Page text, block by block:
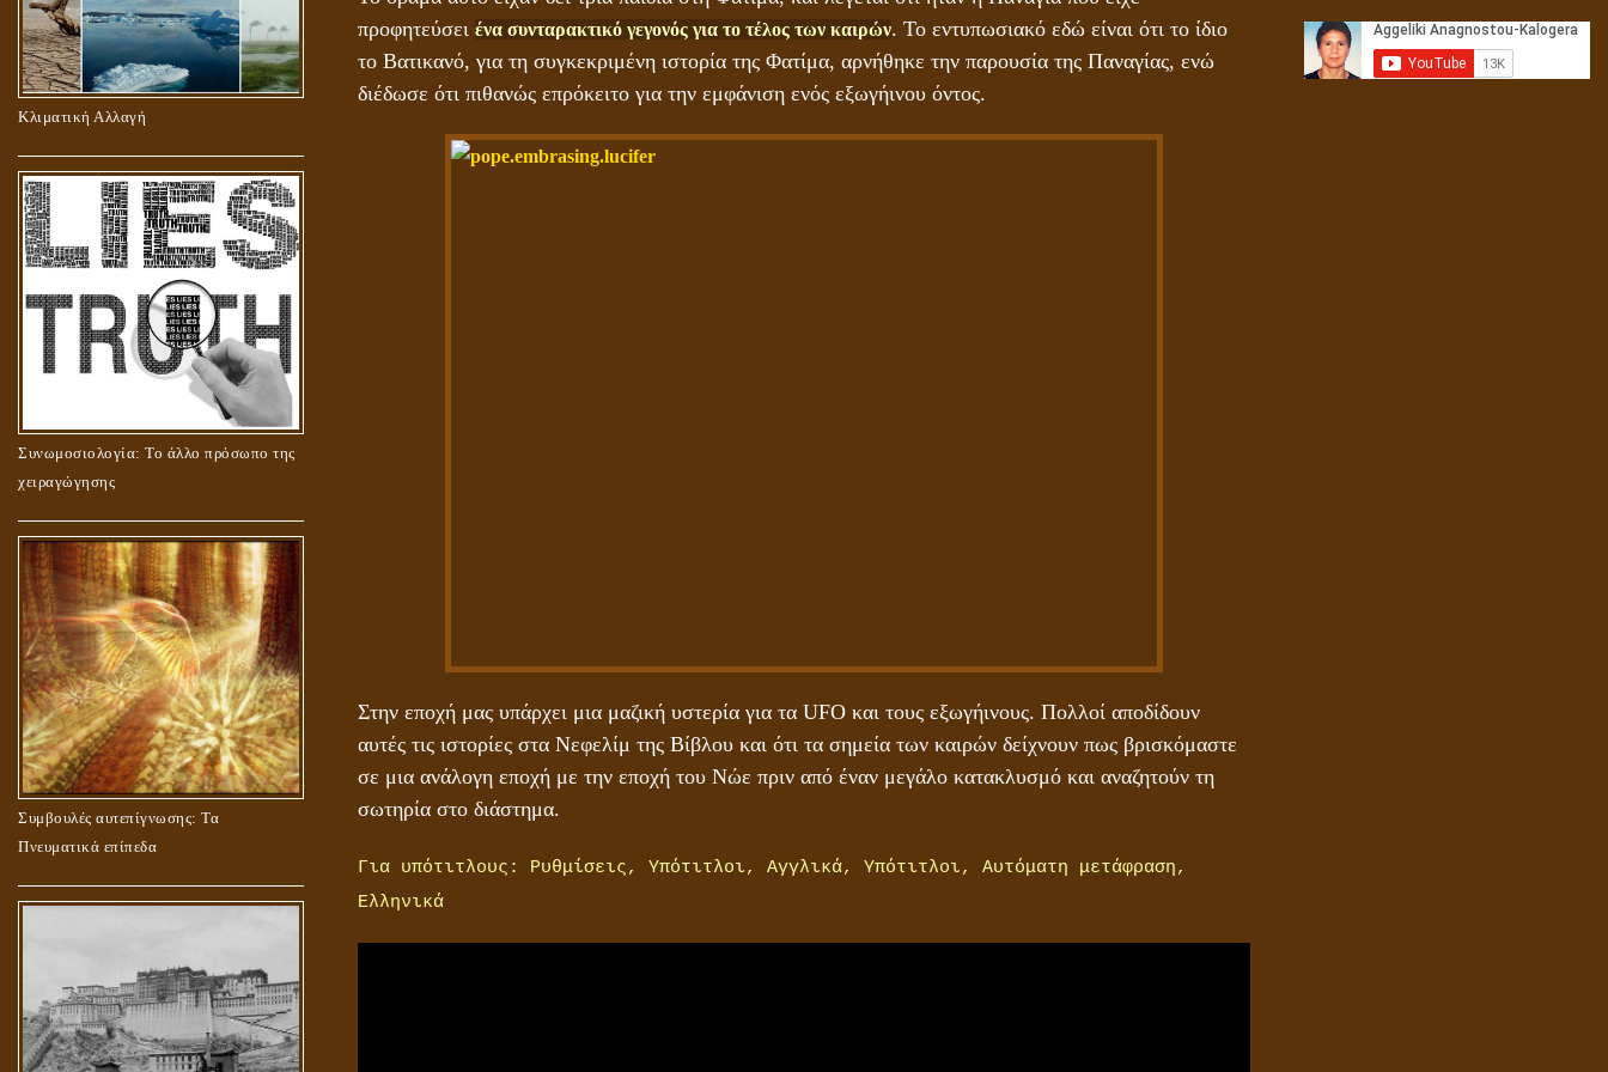
Κλιματική Αλλαγή
Συνωμοσιολογία: Το άλλο πρόσωπο της
χειραγώγησης
Συμβουλές αυτεπίγνωσης: Τα
Πνευματικά επίπεδα
προφητεύσει ένα συνταρακτικό γεγονός για το τέλος των καιρών. Το εντυπωσιακό εδώ είναι ότι το ίδιο
το Βατικανό, για τη συγκεκριμένη ιστορία της Φατίμα, αρνήθηκε την παρουσία της Παναγίας, ενώ
διέδωσε ότι πιθανώς επρόκειτο για την εμφάνιση ενός εξωγήινου όντος.
Στην εποχή μας υπάρχει μια μαζική υστερία για τα UFO και τους εξωγήινους. Πολλοί αποδίδουν
αυτές τις ιστορίες στα Νεφελίμ της Βίβλου και ότι τα σημεία των καιρών δείχνουν πως βρισκόμαστε
σε μια ανάλογη εποχή με την εποχή του Νώε πριν από έναν μεγάλο κατακλυσμό και αναζητούν τη
σωτηρία στο διάστημα.
Για υπότιτλους: Ρυθμίσεις, Υπότιτλοι, Αγγλικά, Υπότιτλοι, Αυτόματη μετάφραση,
Ελληνικά
Αληθής και επίπλαστη πνευματικότητα